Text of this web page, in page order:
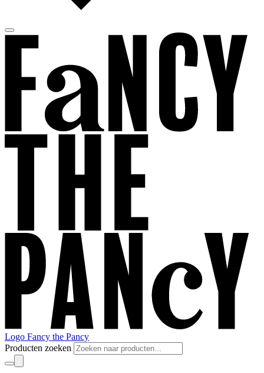
Logo Fancy the Pancy
Producten zoeken